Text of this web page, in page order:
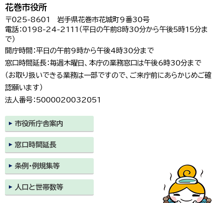
花巻市役所
〒025-8601 岩手県花巻市花城町9番30号
電話：0198-24-2111（平日の午前8時30分から午後5時15分ま
で）
開庁時間：平日の午前9時から午後4時30分まで
窓口時間延長：毎週木曜日、本庁の業務窓口は午後6時30分まで
（お取り扱いできる業務は一部ですので、ご来庁前にあらかじめご確
認願います）
法人番号：5000020032051
市役所庁舎案内
窓口時間延長
条例・例規集等
人口と世帯数等